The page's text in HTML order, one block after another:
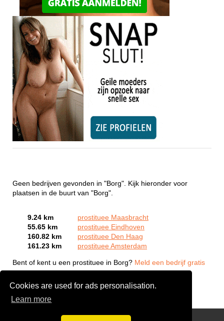
Cookies are used for ads personalisation.
Learn more
Geen bedrijven gevonden in "Borg". Kijk hieronder voor
plaatsen in de buurt van "Borg".
9.24 km
prostituee Maasbracht
55.65 km
prostituee Eindhoven
160.82 km
prostituee Den Haag
161.23 km
prostituee Amsterdam
Bent of kent u een prostituee in Borg? Meld een bedrijf gratis
aan